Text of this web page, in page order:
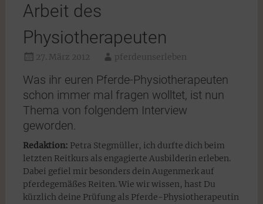
Arbeit des
Physiotherapeuten
27. März 2012 pferdeunserleben
Was ihr euren Pferde-Physiotherapeuten
schon immer mal fragen wolltet, ist nun
Thema von folgendem Interview
geworden.
Redaktion: Petra Stegmüller, ich durfte dich beim
letzten Reitkurs als engagierte Ausbilderin erleben.
Dabei gefiel mir besonders dein Augenmerk auf
pferdegemäßes Reiten. Wie wir wissen, hast Du
kürzlich deine Prüfung als Pferde-Physiotherapeutin